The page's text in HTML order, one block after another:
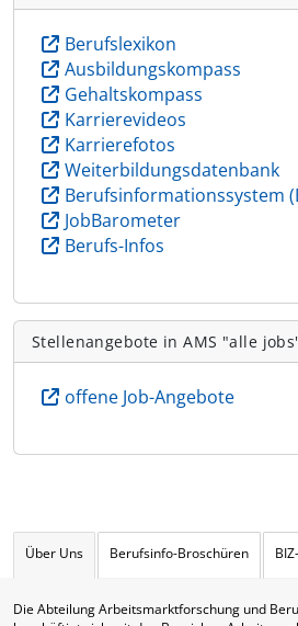
Berufslexikon
Ausbildungskompass
Gehaltskompass
Karrierevideos
Karrierefotos
Weiterbildungsdatenbank
Berufsinformationssystem
JobBarometer
Berufs-Infos
Stellenangebote in AMS "alle
offene Job-Angebote
Über Uns Berufsinfo-Broschüren
Die Abteilung Arbeitsmarktforschung und